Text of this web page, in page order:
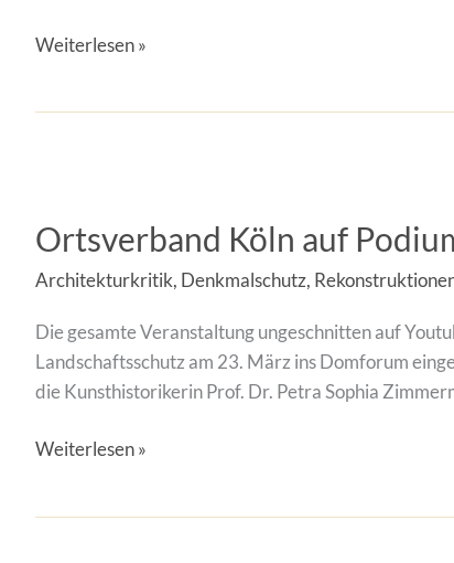
Weiterlesen »
Ortsverband Köln auf
Architekturkritik, Denkmalschutz,
Die gesamte Veranstaltung ungeschnitten auf
Landschaftsschutz am 23. März ins Domforum
die Kunsthistorikerin Prof. Dr. Petra Sophia
auf
„Denkmalschutz
und
Rekonstruktion“
Weiterlesen »